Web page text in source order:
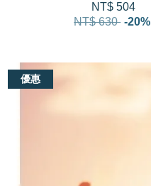
NT$ 504
NT$ 630 -20%
優惠